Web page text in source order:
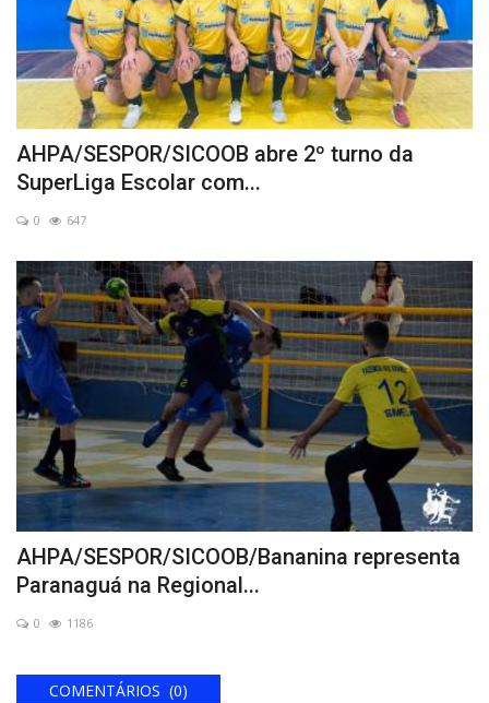
AHPA/SESPOR/SICOOB abre 2º turno da
SuperLiga Escolar com...
0 647
AHPA/SESPOR/SICOOB/Bananina representa
Paranaguá na Regional...
0 1186
COMENTÁRIOS (0)